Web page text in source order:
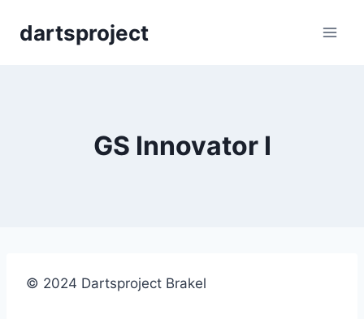
dartsproject
GS Innovator I
© 2024 Dartsproject Brakel